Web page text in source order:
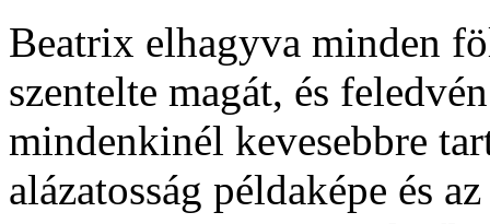
Beatrix elhagyva minden
szentelte magát, és
mindenkinél kevesebbre
alázatosság példaképe és